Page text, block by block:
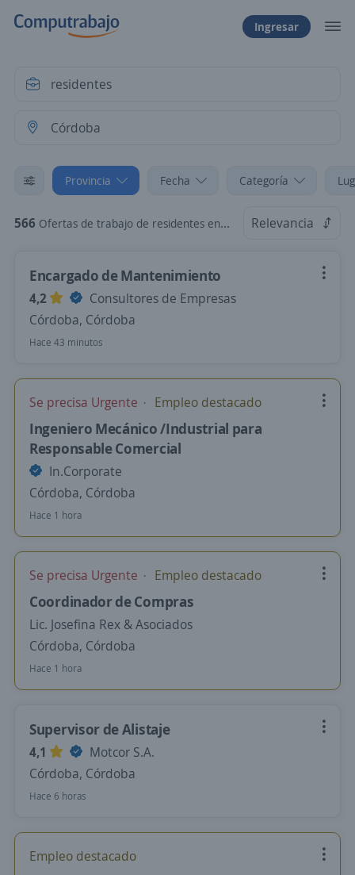
Ingresar
Provincia Fecha Categoría
566 Ofertas de trabajo de residentes en Córdoba Relevancia
Encargado de Mantenimiento
4,2
Consultores de Empresas
Córdoba, Córdoba
Hace 43 minutos
Se precisa Urgente Empleo destacado
Ingeniero Mecánico /Industrial para
Responsable Comercial
In.Corporate
Córdoba, Córdoba
Hace 1 hora
Se precisa Urgente Empleo destacado
Coordinador de Compras
Lic. Josefina Rex & Asociados
Córdoba, Córdoba
Hace 1 hora
Supervisor de Alistaje
4,1
Motcor S.A.
Córdoba, Córdoba
Hace 6 horas
Empleo destacado